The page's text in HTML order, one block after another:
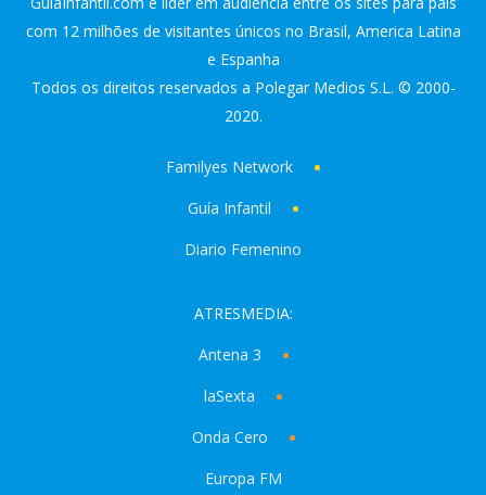
com 12 milhões de visitantes únicos no Brasil, America Latina
e Espanha
Todos os direitos reservados a Polegar Medios S.L. © 2000-
2020.
Familyes Network
Guía Infantil
Diario Femenino
ATRESMEDIA:
Antena 3
laSexta
Onda Cero
Europa FM